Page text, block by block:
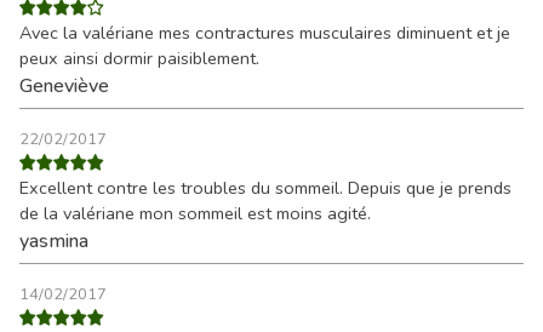
Avec la valériane mes contractures musculaires diminuent et je
peux ainsi dormir paisiblement.
Geneviève
22/02/2017
Excellent contre les troubles du sommeil. Depuis que je prends
de la valériane mon sommeil est moins agité.
yasmina
14/02/2017